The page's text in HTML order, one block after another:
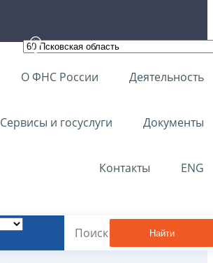
О ФНС России Деятельность
Сервисы и госуслуги Документы
Контакты ENG
Найти